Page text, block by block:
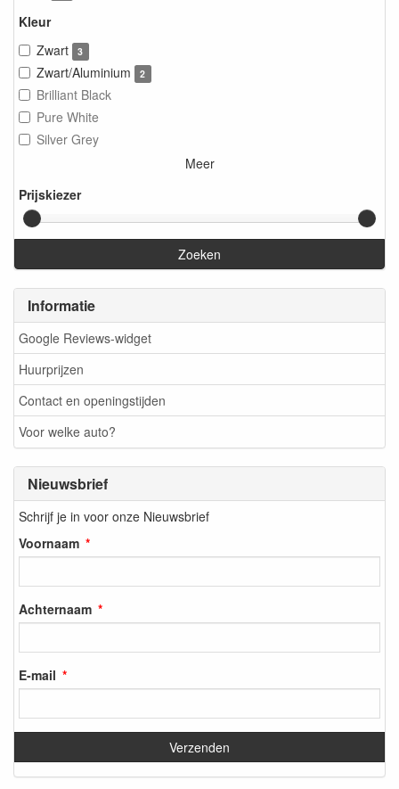
Kleur
Zwart
3
Zwart/Aluminium 2
Brilliant Black
Pure White
Silver Grey
Meer
Prijskiezer
Zoeken
Informatie
Google Reviews-widget
Huurprijzen
Contact en openingstijden
Voor welke auto?
Nieuwsbrief
Schrijf je in voor onze Nieuwsbrief
Voornaam
Achternaam
E-mail